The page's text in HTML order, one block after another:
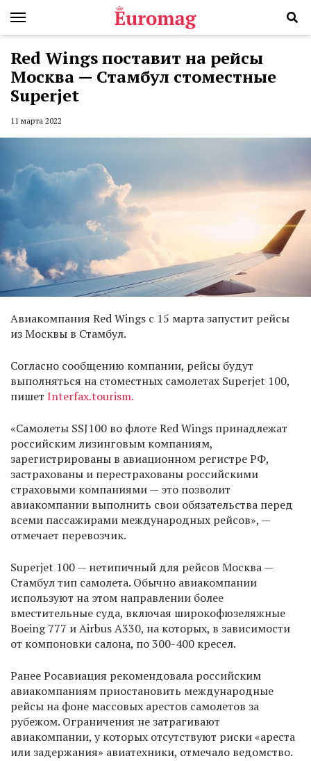
Red Wings поставит на рейсы
Москва — Стамбул стоместные
Superjet
11 марта 2022
Авиакомпания Red Wings с 15 марта запустит рейсы
из Москвы в Стамбул.
Согласно сообщению компании, рейсы будут
выполняться на стоместных самолетах Superjet 100,
пишет Interfax.tourism.
«Самолеты SSJ100 во флоте Red Wings принадлежат
российским лизинговым компаниям,
зарегистрированы в авиационном регистре РФ,
застрахованы и перестрахованы российскими
страховыми компаниями — это позволит
авиакомпании выполнить свои обязательства перед
всеми пассажирами международных рейсов», —
отмечает перевозчик.
Superjet 100 — нетипичный для рейсов Москва —
Стамбул тип самолета. Обычно авиакомпании
используют на этом направлении более
вместительные суда, включая широкофюзеляжные
Boeing 777 и Airbus A330, на которых, в зависимости
от компоновки салона, по 300-400 кресел.
Ранее Росавиация рекомендовала российским
авиакомпаниям приостановить международные
рейсы на фоне массовых арестов самолетов за
рубежом. Ограничения не затрагивают
авиакомпании, у которых отсутствуют риски «ареста
или задержания» авиатехники, отмечало ведомство.